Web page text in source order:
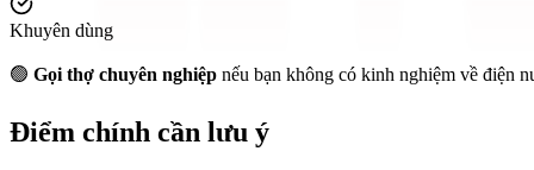
Khuyên dùng
🟢 Gọi thợ chuyên nghiệp nếu bạn không có kinh nghiệm về điện
Điểm chính cần lưu ý